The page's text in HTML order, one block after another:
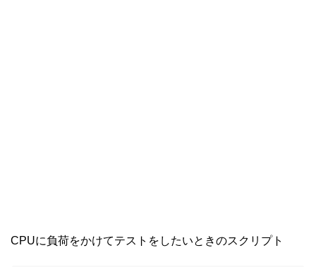
CPUに負荷をかけてテストをしたいときのスクリプト